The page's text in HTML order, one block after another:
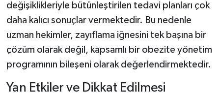
değişiklikleriyle bütünleştirilen tedavi planları çok
daha kalıcı sonuçlar vermektedir. Bu nedenle
uzman hekimler, zayıflama iğnesini tek başına bir
çözüm olarak değil, kapsamlı bir obezite yönetim
programının bileşeni olarak değerlendirmektedir.
Yan Etkiler ve Dikkat Edilmesi